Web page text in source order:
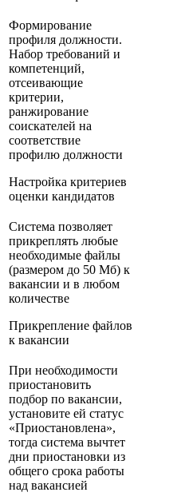
Формирование
профиля должности.
Набор требований и
компетенций,
отсеивающие
критерии,
ранжирование
соискателей на
соответствие
профилю должности
Настройка критериев
оценки кандидатов
Система позволяет
прикреплять любые
необходимые файлы
(размером до 50 Мб) к
вакансии и в любом
количестве
Прикрепление файлов
к вакансии
При необходимости
приостановить
подбор по вакансии,
установите ей статус
«Приостановлена»,
тогда система вычтет
дни приостановки из
общего срока работы
над вакансией